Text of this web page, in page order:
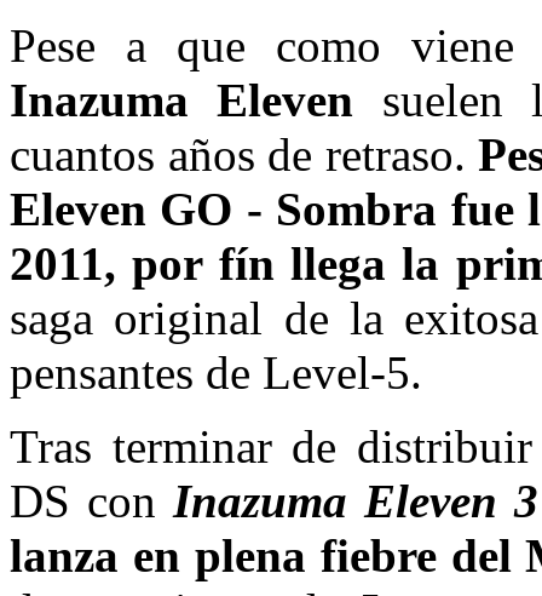
Pese a que como
Inazuma Eleven suelen
cuantos años de retraso.
Eleven GO - Sombra fue
2011, por fín llega la
saga original de la
pensantes de Level-5.
Tras terminar de
DS conInazuma Eleven 3
lanza en plena fiebre